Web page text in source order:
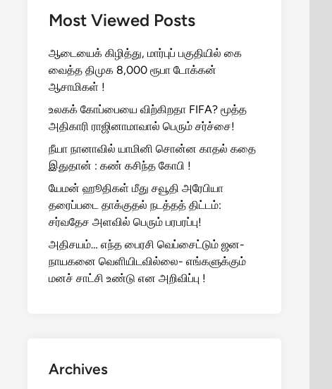
Most Viewed Posts
ஆடையைக் கிழித்து, மார்புப் பகுதியில் கை
வைத்த திமுக 8,000 ரூபா டோக்கன்
ஆசாமிகள் !
உலகக் கோப்பையை விற்கிறதா FIFA? மூத்த
அதிகாரி ராஜினாமாவால் பெரும் சர்ச்சை!
நீயா நானாவில் யாமினி சொன்ன காதல் கதை
இதுதான் : கண் கசிந்த கோபி !
யேமன் ஹூதிகள் மீது சவூதி அரேபியா
தரைப்படை தாக்குதல் நடத்தத் திட்டம்:
சர்வதேச அளவில் பெரும் பரபரப்பு!
அதிசயம்… எந்த பைரசி வெப்சைட்டும் ஜன-
நாயகனை வெளியிடவில்லை- எங்களுக்கும்
மனச் சாட்சி உண்டு என அறிவிப்பு !
Archives